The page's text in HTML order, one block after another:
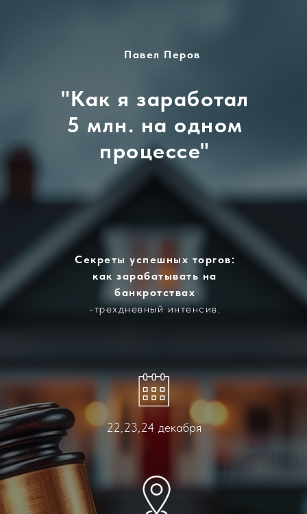
"Как я заработал
5 млн. на одном
процессе"
22,23,24 декабря
Секреты успешных торгов:
как зарабатывать на
бан кротствах
-трехдневный интенсив.
Павел Перов